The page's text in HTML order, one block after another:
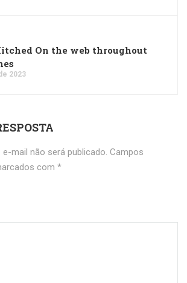
On the web throughout
2023
mail não será publicado. Campos
com *